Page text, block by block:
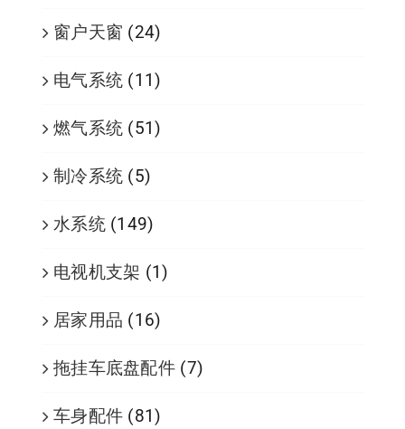
窗户天窗 (24)
电气系统 (11)
燃气系统 (51)
制冷系统 (5)
水系统 (149)
电视机支架 (1)
居家用品 (16)
拖挂车底盘配件 (7)
车身配件 (81)